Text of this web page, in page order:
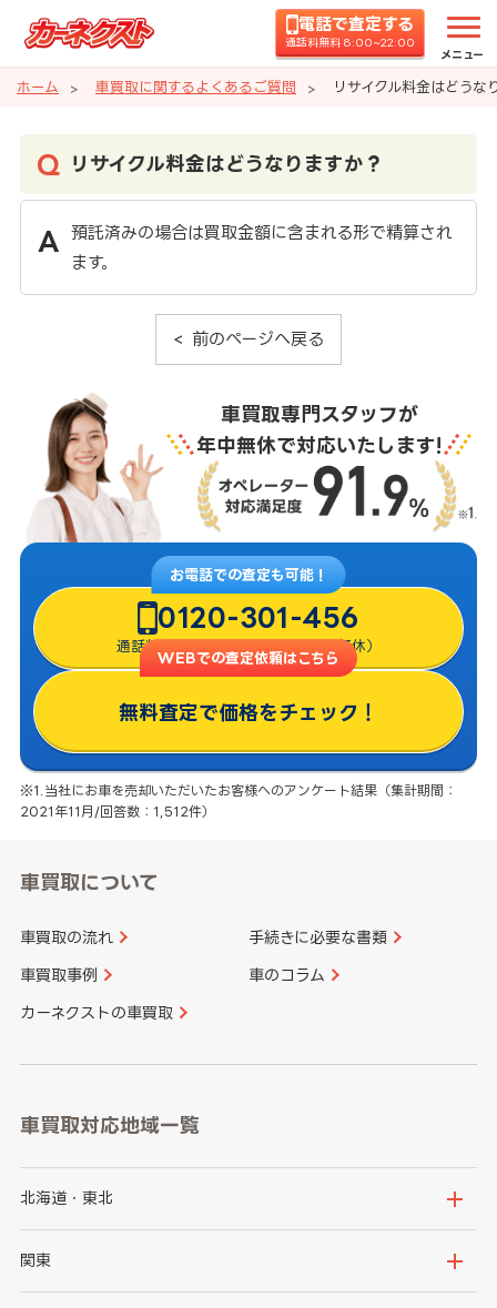
電話で査定する
通話料無料 8:00~22:00
メニュー
ホーム 車買取に関するよくあるご質問 リサイクル料金はどうな
リサイクル料金はどうなりますか？
預託済みの場合は買取金額に含まれる形で精算され
ます。
前のページへ戻る
車買取専門スタッフが
年中無休で対応いたします!
お電話での査定も可能！
0120-301-456
通話料無料・8:00〜22:00（年中無休）
WEBでの査定依頼はこちら
無料査定で価格をチェック！
※1.当社にお車を売却いただいたお客様へのアンケート結果（集計期間：
2021年11月/回答数：1,512件）
車買取について
車買取の流れ 手続きに必要な書類
車買取事例 車のコラム
カーネクストの車買取
車買取対応地域一覧
北海道・東北
北海道
関東